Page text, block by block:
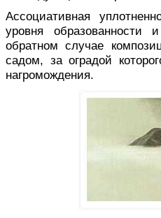
Ассоциативная
уровня образованности
обратном случае
садом, за оградой
нагромождения.